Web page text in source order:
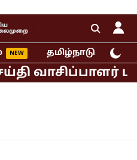
தமிழ்நாடு
வாசிப்பாளர்